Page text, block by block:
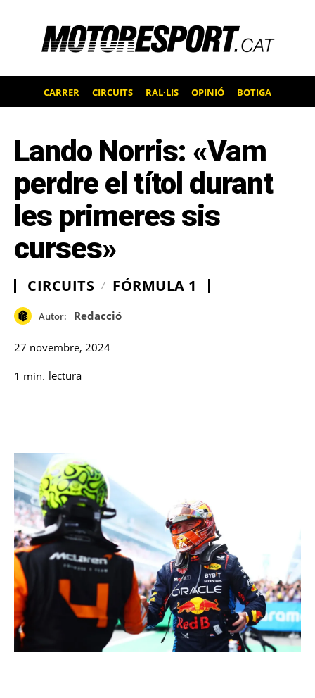
CARRER CIRCUITS RAL·LIS OPINIÓ BOTIGA
Lando Norris: «Vam
perdre el títol durant
les primeres sis
curses»
CIRCUITS FÓRMULA 1
Autor: Redacció
27 novembre, 2024
1 min. lectura